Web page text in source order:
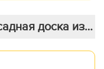
доска из
прямая